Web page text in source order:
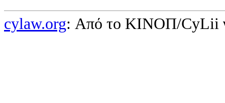
cylaw.org: Από το ΚΙΝOΠ/CyLii